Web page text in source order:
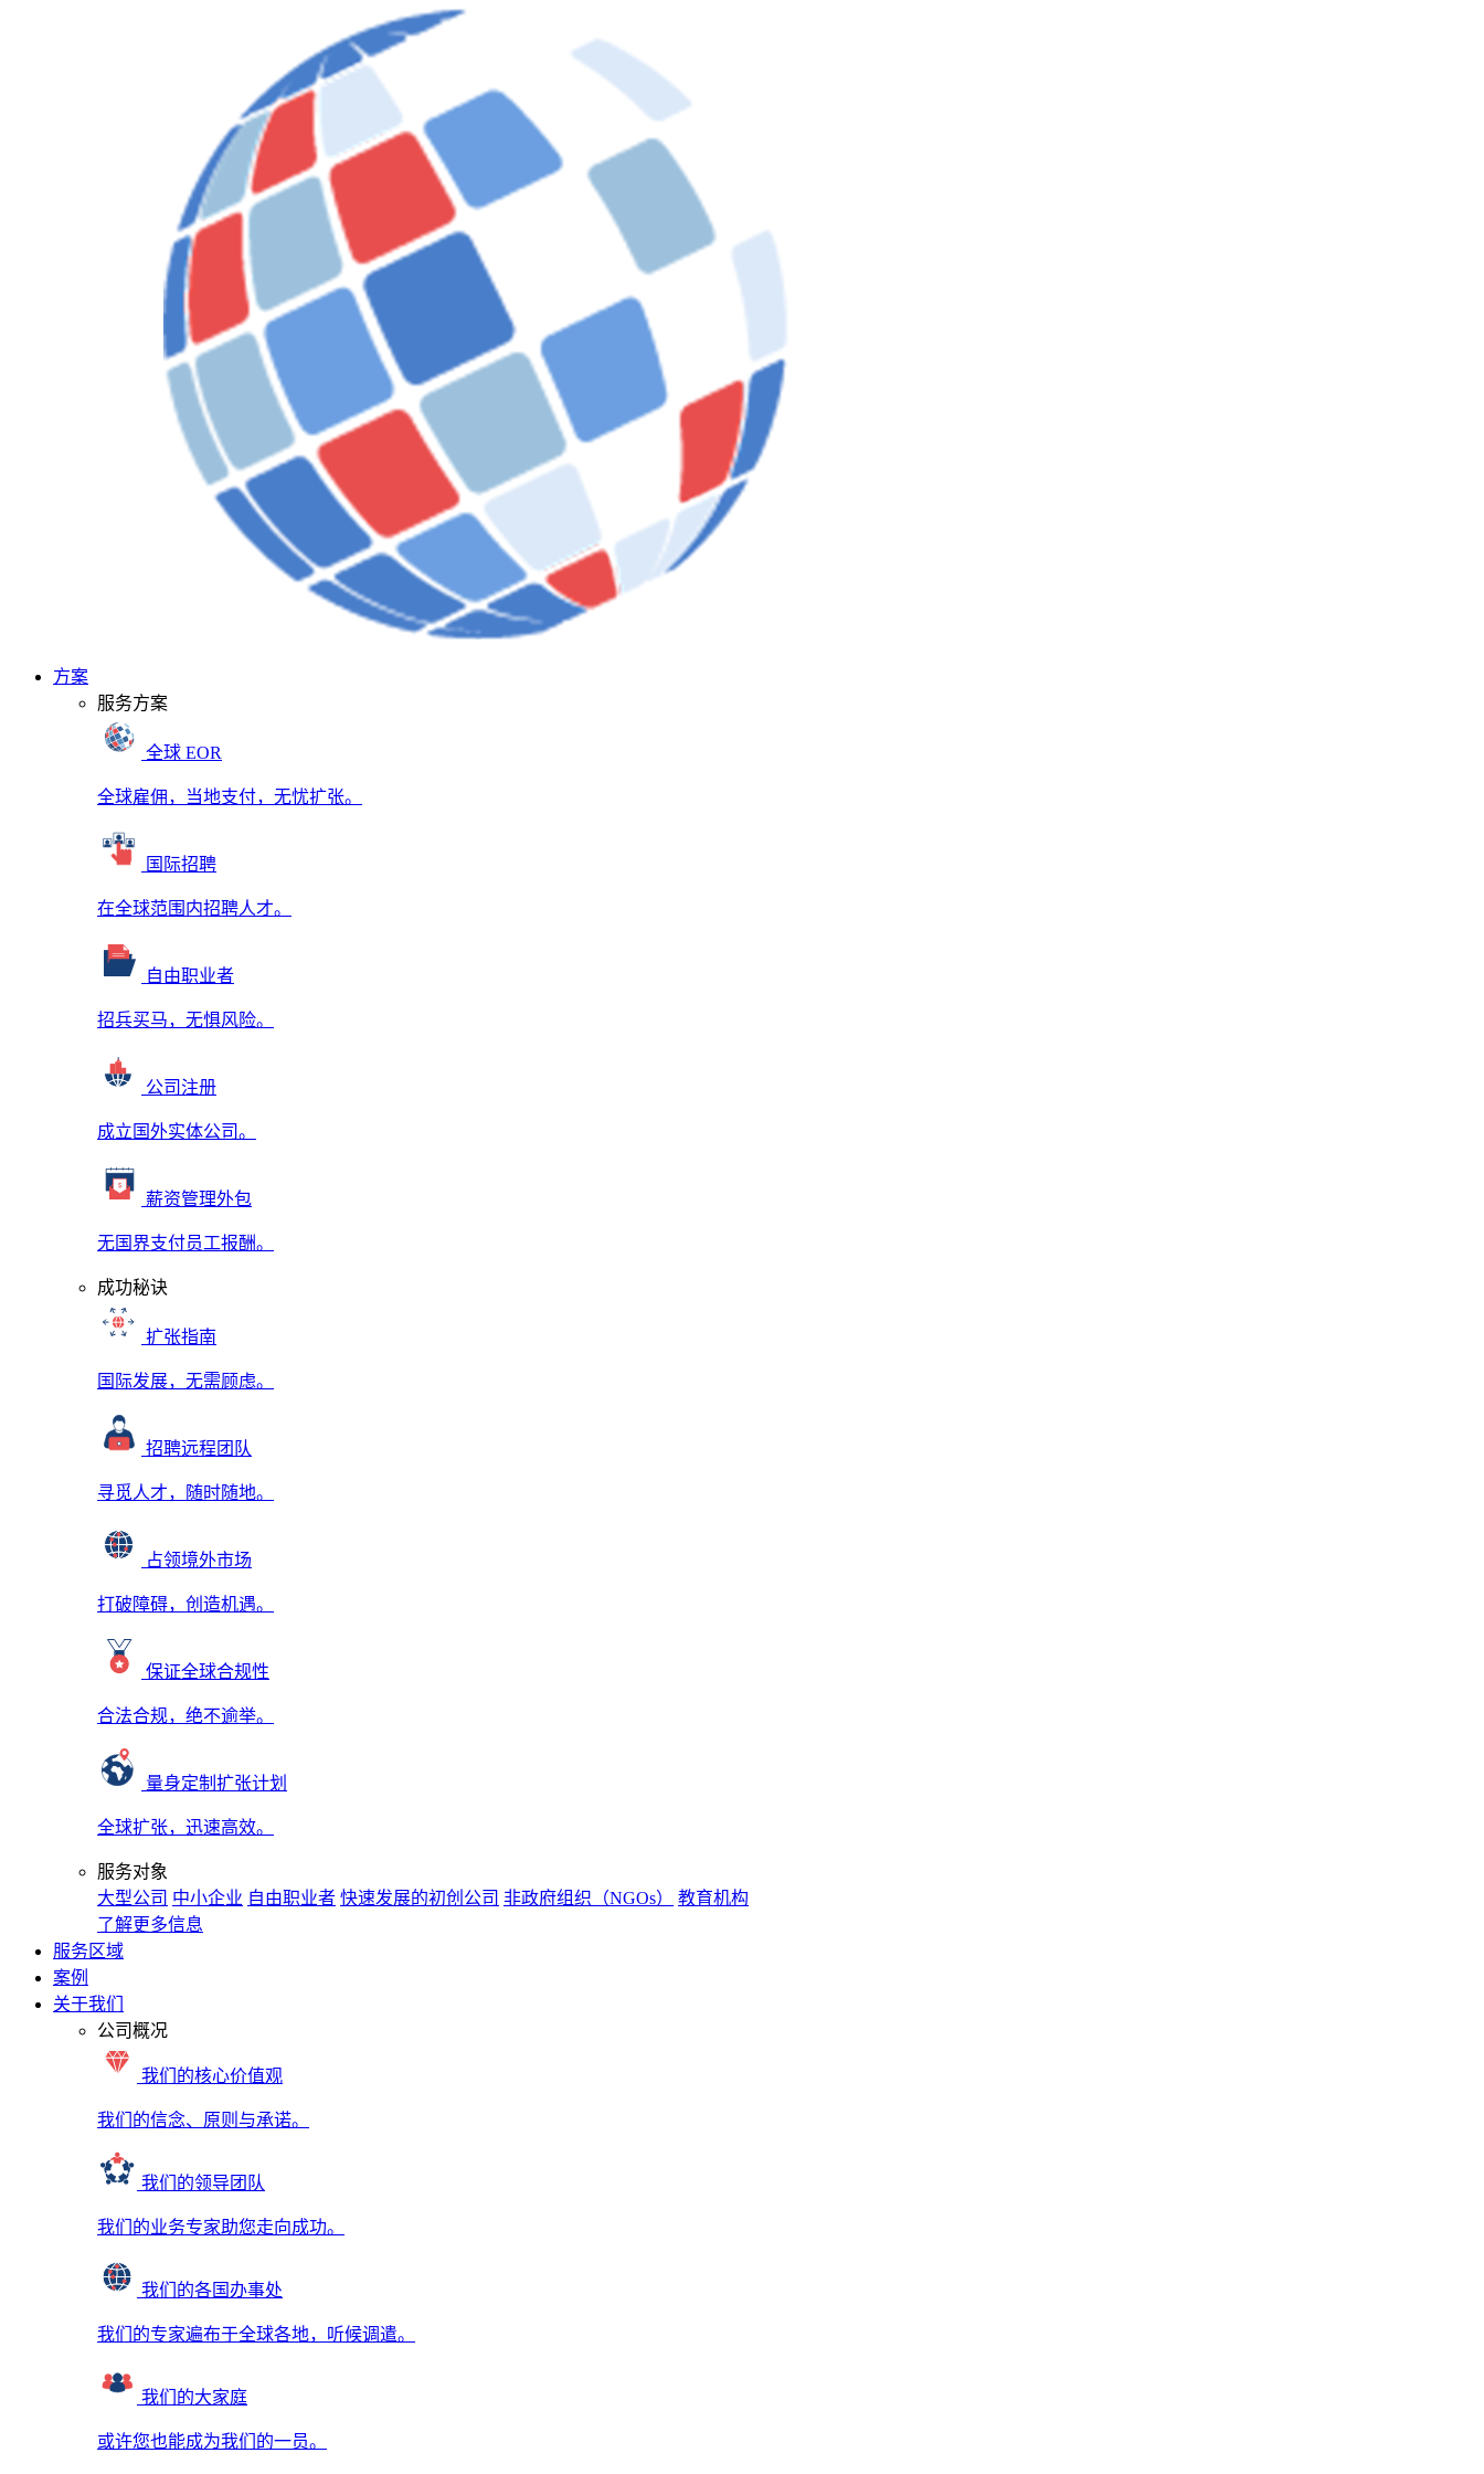
方案
服务方案
全球 EOR
全球雇佣，当地支付，无忧扩张。
国际招聘
在全球范围内招聘人才。
自由职业者
招兵买马，无惧风险。
公司注册
成立国外实体公司。
薪资管理外包
无国界支付员工报酬。
成功秘诀
扩张指南
国际发展，无需顾虑。
招聘远程团队
寻觅人才，随时随地。
占领境外市场
打破障碍，创造机遇。
保证全球合规性
合法合规，绝不逾举。
量身定制扩张计划
全球扩张，迅速高效。
服务对象
大型公司 中小企业 自由职业者 快速发展的初创公司 非政府组织（NGOs）
教育机构
了解更多信息
服务区域
案例
关于我们
公司概况
我们的核心价值观
我们的信念、原则与承诺。
我们的领导团队
我们的业务专家助您走向成功。
我们的各国办事处
我们的专家遍布于全球各地，听候调遣。
我们的大家庭
或许您也能成为我们的一员。